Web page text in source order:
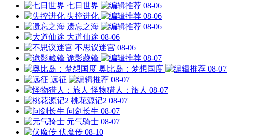
七日世界
08-06
失控进化
08-06
遗忘之海
08-06
大道仙途 08-06
不思议迷宫 08-06
诡影藏锋
08-07
奥比岛：梦想国度
08-07
远征
08-07
怪物猎人：旅人 08-07
桃花源记2 08-07
问剑长生 08-07
元气骑士 08-07
伏魔传 08-10